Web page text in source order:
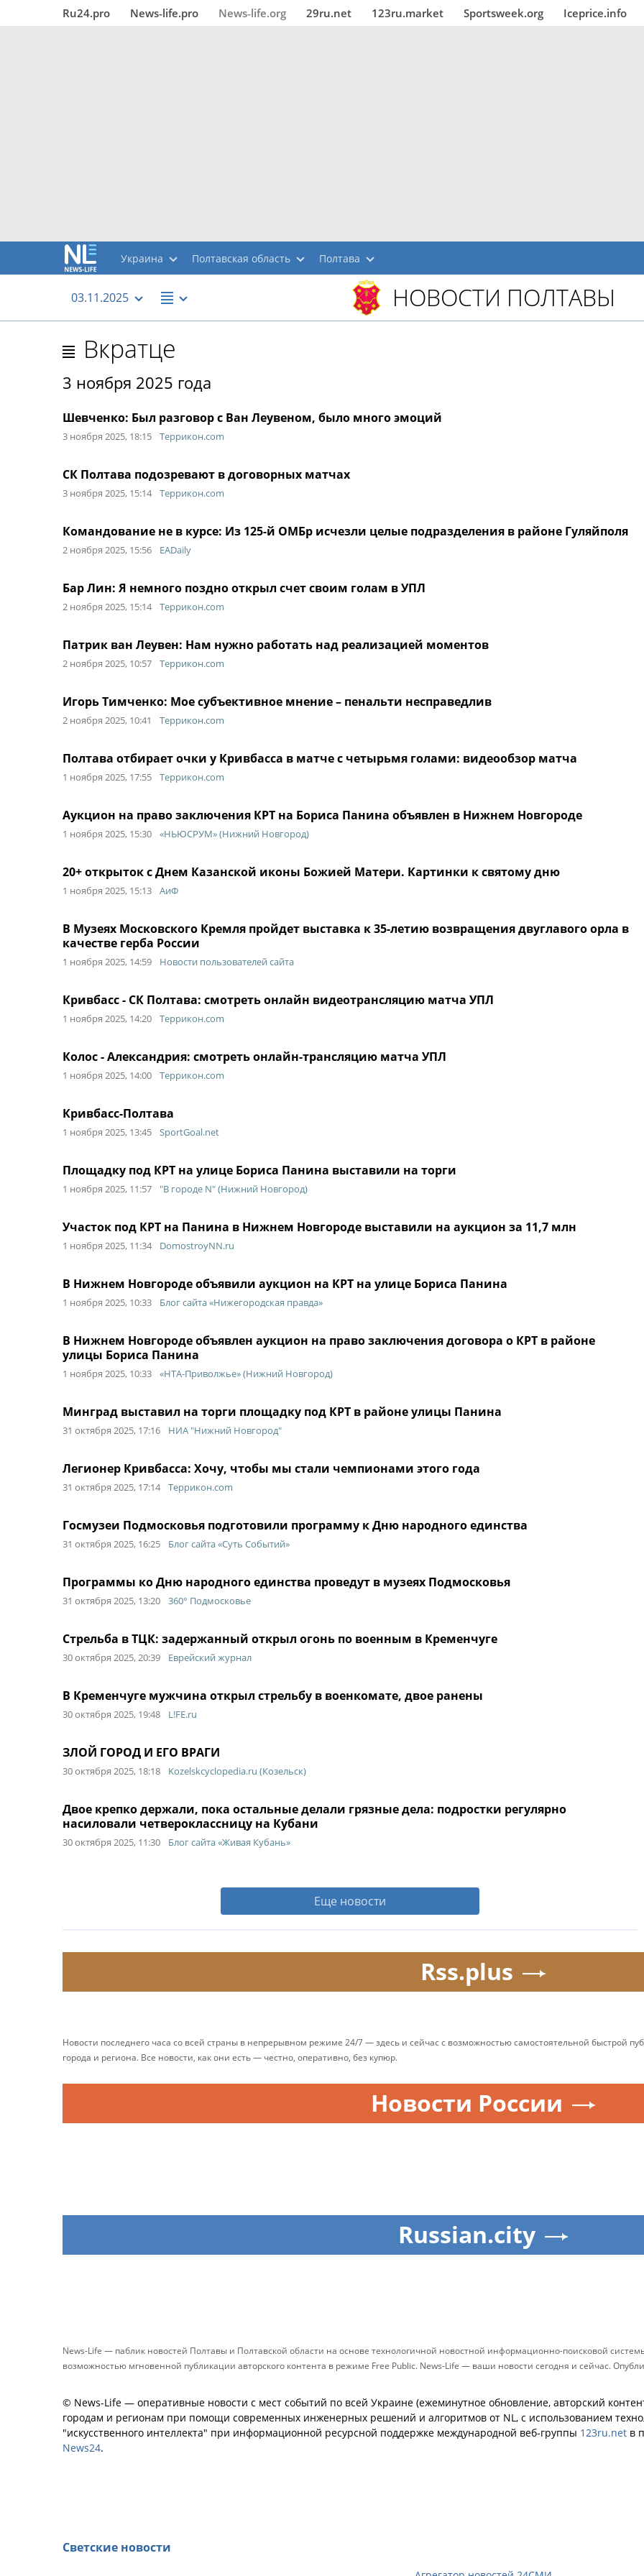
Ru24.pro News‑life.pro News‑life.org 29ru.net 123ru.market Sportsweek.org Iceprice.info
Украина Полтавская область Полтава
03.11.2025 НОВОСТИ ПОЛТАВЫ
Вкратце
3 ноября 2025 года
Шевченко: Был разговор с Ван Леувеном, было много эмоций
3 ноября 2025, 18:15 Террикон.com
СК Полтава подозревают в договорных матчах
3 ноября 2025, 15:14 Террикон.com
Командование не в курсе: Из 125-й ОМБр исчезли целые подразделения в районе Гуляйполя
2 ноября 2025, 15:56 EADaily
Бар Лин: Я немного поздно открыл счет своим голам в УПЛ
2 ноября 2025, 15:14 Террикон.com
Патрик ван Леувен: Нам нужно работать над реализацией моментов
2 ноября 2025, 10:57 Террикон.com
Игорь Тимченко: Мое субъективное мнение – пенальти несправедлив
2 ноября 2025, 10:41 Террикон.com
Полтава отбирает очки у Кривбасса в матче с четырьмя голами: видеообзор матча
1 ноября 2025, 17:55 Террикон.com
Аукцион на право заключения КРТ на Бориса Панина объявлен в Нижнем Новгороде
1 ноября 2025, 15:30 «НЬЮСРУМ» (Нижний Новгород)
20+ открыток с Днем Казанской иконы Божией Матери. Картинки к святому дню
1 ноября 2025, 15:13 АиФ
В Музеях Московского Кремля пройдет выставка к 35-летию возвращения двуглавого орла в
качестве герба России
1 ноября 2025, 14:59 Новости пользователей сайта
Кривбасс - СК Полтава: смотреть онлайн видеотрансляцию матча УПЛ
1 ноября 2025, 14:20 Террикон.com
Колос - Александрия: смотреть онлайн-трансляцию матча УПЛ
1 ноября 2025, 14:00 Террикон.com
Кривбасс-Полтава
1 ноября 2025, 13:45 SportGoal.net
Площадку под КРТ на улице Бориса Панина выставили на торги
1 ноября 2025, 11:57 "В городе N" (Нижний Новгород)
Участок под КРТ на Панина в Нижнем Новгороде выставили на аукцион за 11,7 млн
1 ноября 2025, 11:34 DomostroyNN.ru
В Нижнем Новгороде объявили аукцион на КРТ на улице Бориса Панина
1 ноября 2025, 10:33 Блог сайта «Нижегородская правда»
В Нижнем Новгороде объявлен аукцион на право заключения договора о КРТ в районе
улицы Бориса Панина
1 ноября 2025, 10:33 «НТА-Приволжье» (Нижний Новгород)
Минград выставил на торги площадку под КРТ в районе улицы Панина
31 октября 2025, 17:16 НИА "Нижний Новгород"
Легионер Кривбасса: Хочу, чтобы мы стали чемпионами этого года
31 октября 2025, 17:14 Террикон.com
Госмузеи Подмосковья подготовили программу к Дню народного единства
31 октября 2025, 16:25 Блог сайта «Суть Событий»
Программы ко Дню народного единства проведут в музеях Подмосковья
31 октября 2025, 13:20 360° Подмосковье
​Стрельба в ТЦК: задержанный открыл огонь по военным в Кременчуге
30 октября 2025, 20:39 Еврейский журнал
В Кременчуге мужчина открыл стрельбу в военкомате, двое ранены
30 октября 2025, 19:48 L!FE.ru
ЗЛОЙ ГОРОД И ЕГО ВРАГИ
30 октября 2025, 18:18 Kozelskcyclopedia.ru (Козельск)
Двое крепко держали, пока остальные делали грязные дела: подростки регулярно
насиловали четвероклассницу на Кубани
30 октября 2025, 11:30 Блог сайта «Живая Кубань»
Еще новости
Rss.plus
Новости последнего часа со всей страны в непрерывном режиме 24/7 — здесь и сейчас с возможностью самостоятельной быстрой
города и региона. Все новости, как они есть — честно, оперативно, без купюр.
Новости России
Russian.city
News-Life — паблик новостей Полтавы и Полтавской области на основе технологичной новостной информационно-поисковой
возможностью мгновенной публикации авторского контента в режиме Free Public. News-Life — ваши новости сегодня и сейчас.
© News-Life — оперативные новости с мест событий по всей Украине (ежеминутное обновление, авторский
городам и регионам при помощи современных инженерных решений и алгоритмов от NL, с использованием
"искусственного интеллекта" при информационной ресурсной поддержке международной веб-группы 123ru.net в
News24.
Светские новости